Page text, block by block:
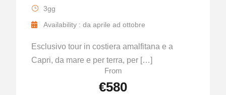
3gg
Availability : da aprile ad ottobre
Esclusivo tour in costiera amalfitana e a
Capri, da mare e per terra, per […]
From
€580